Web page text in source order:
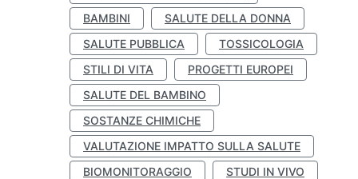
BAMBINI
SALUTE DELLA DONNA
SALUTE PUBBLICA
TOSSICOLOGIA
STILI DI VITA
PROGETTI EUROPEI
SALUTE DEL BAMBINO
SOSTANZE CHIMICHE
VALUTAZIONE IMPATTO SULLA SALUTE
BIOMONITORAGGIO
STUDI IN VIVO